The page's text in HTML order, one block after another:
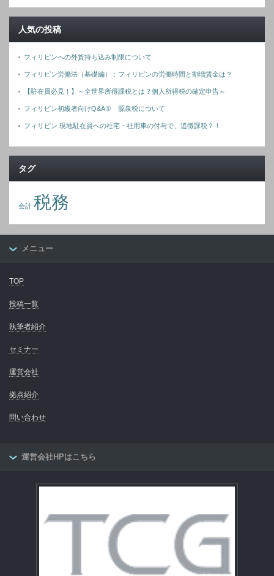
人気の投稿
フィリピンへの外貨持ち込み制限について
フィリピン労働法（基礎編）：フィリピンの労働時間と割増賃金は？
【駐在員必見！】～全世界所得課税とは？個人所得税の確定申告～
フィリピン初級者向けQ&A① 源泉税について
フィリピン 現地駐在員への社宅・社用車の付与で、追徴課税？！
タグ
会計 税務
メニュー
TOP
投稿一覧
執筆者紹介
セミナー
運営会社
拠点紹介
問い合わせ
運営会社HPはこちら